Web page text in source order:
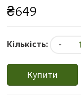
₴649
Кількість:
Купити